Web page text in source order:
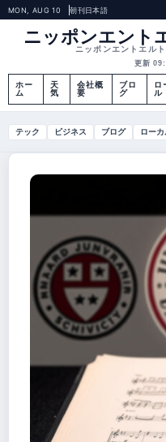
MON, AUG 10 朝刊日本語
ニッポンエント
ニッポンエントエル
更新
ホー
ム
天
気
会社概
要
ブロ
グ
ロ
ル
テック ビジネス ブログ ローカ